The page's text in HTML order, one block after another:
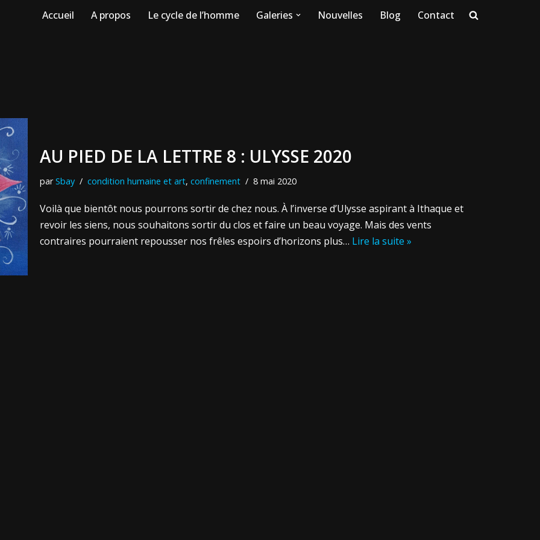
Accueil A propos Le cycle de l’homme Galeries Nouvelles Blog Contact
AU PIED DE LA LETTRE 8 : ULYSSE 2020
parSbay condition humaine et art, confinement 8 mai 2020
Voilà que bientôt nous pourrons sortir de chez nous. À l’inverse d’Ulysse aspirant à Ithaque et
revoir les siens, nous souhaitons sortir du clos et faire un beau voyage. Mais des vents
contraires pourraient repousser nos frêles espoirs d’horizons plus… Lire la suite »